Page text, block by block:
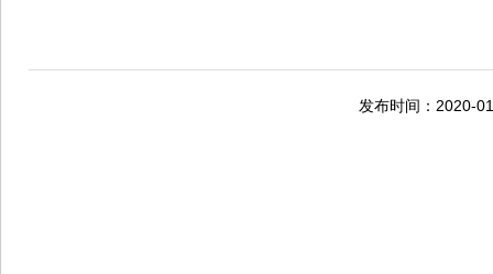
发布时间：2020-